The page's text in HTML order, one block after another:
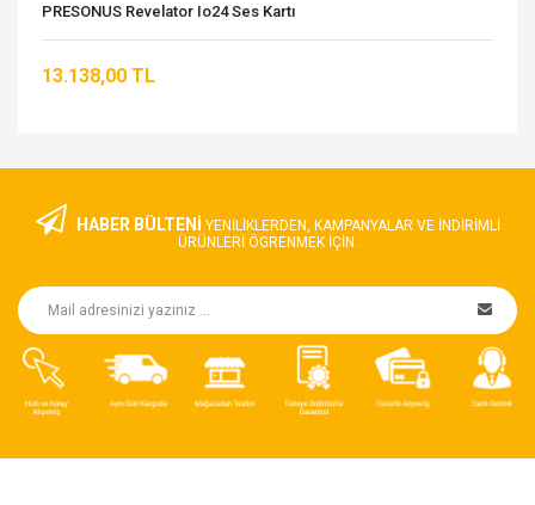
PRESONUS Revelator Io24 Ses Kartı
13.138,00 TL
HABER BÜLTENİ YENILIKLERDEN, KAMPANYALAR VE INDIRIMLI
ÜRÜNLERI ÖGRENMEK IÇIN.